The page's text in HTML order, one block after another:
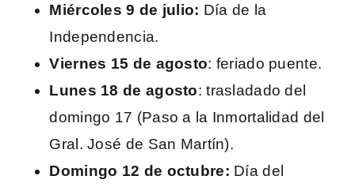
Miércoles 9 de julio: Día de la
Independencia.
Viernes 15 de agosto: feriado puente.
Lunes 18 de agosto: trasladado del
domingo 17 (Paso a la Inmortalidad del
Gral. José de San Martín).
Domingo 12 de octubre: Día del